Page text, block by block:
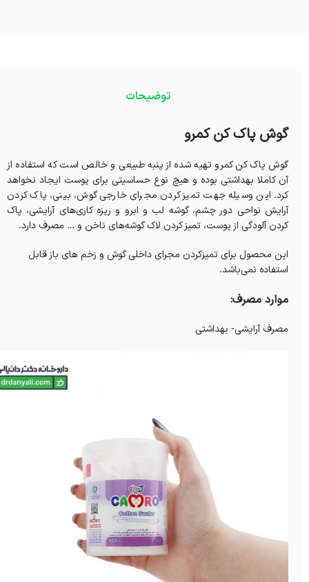
توضیحات
گوش پاک کن کمرو
گوش پاک کن کمرو تهیه شده از پنبه طبیعی و خالص است که استفاده از
آن کاملا بهداشتی بوده و هیچ نوع حساسیتی برای پوست ایجاد نخواهد
کرد. این وسیله‌ جهت تمیز کردن مجرای خارجی گوش، بینی، پاک کردن
آرایش نواحی دور چشم، گوشه لب و ابرو و ريزه کاری‌های آرايشی، پاک
کردن آلودگی از پوست، تمیز کردن لاک گوشه‌های ناخن و … مصرف دارد.
این محصول برای تمیزکردن مجرای داخلی گوش و زخم های باز قابل
استفاده نمی‌باشد.
موارد مصرف:
مصرف آرایشی- بهداشتی